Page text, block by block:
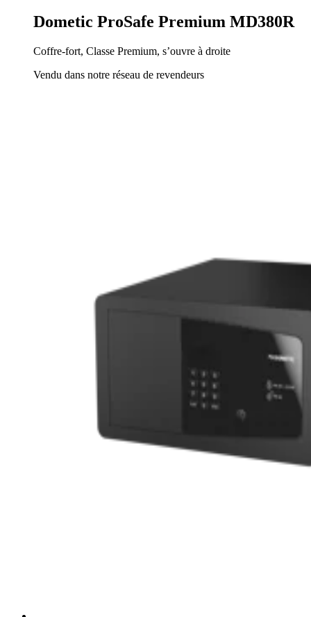
Dometic ProSafe Premium MD380R
Coffre-fort, Classe Premium, s’ouvre à droite
Vendu dans notre réseau de revendeurs